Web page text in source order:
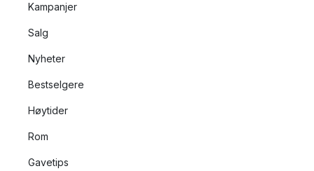
Kampanjer
Salg
Nyheter
Bestselgere
Høytider
Rom
Gavetips